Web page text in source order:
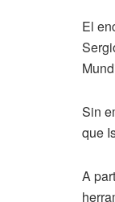
El
Sin
que
A